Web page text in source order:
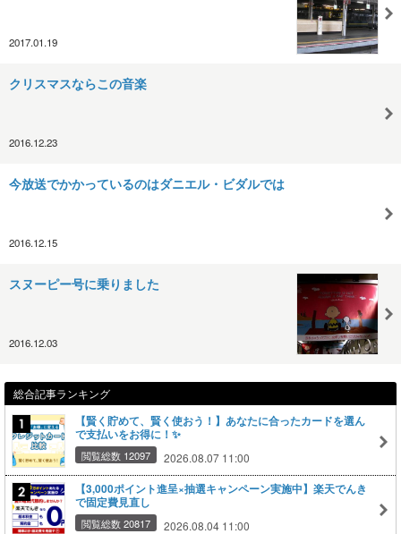
2017.01.19
クリスマスならこの音楽
2016.12.23
今放送でかかっているのはダニエル・ビダルでは
2016.12.15
スヌーピー号に乗りました
2016.12.03
総合記事ランキング
【賢く貯めて、賢く使おう！】あなたに合ったカードを選ん
で支払いをお得に！✨
閲覧総数 12097 2026.08.07 11:00
【3,000ポイント進呈×抽選キャンペーン実施中】楽天でんき
で固定費見直し
閲覧総数 20817 2026.08.04 11:00